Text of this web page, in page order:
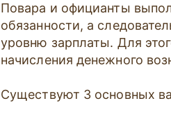
Повара и официанты
обязанности, а
уровню зарплаты. Для
начисления денежного
Существуют 3 основных